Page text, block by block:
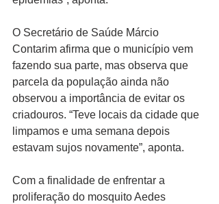
O Secretário de Saúde Márcio
Contarim afirma que o município vem
fazendo sua parte, mas observa que
parcela da população ainda não
observou a importância de evitar os
criadouros. “Teve locais da cidade que
limpamos e uma semana depois
estavam sujos novamente”, aponta.
Com a finalidade de enfrentar a
proliferação do mosquito Aedes